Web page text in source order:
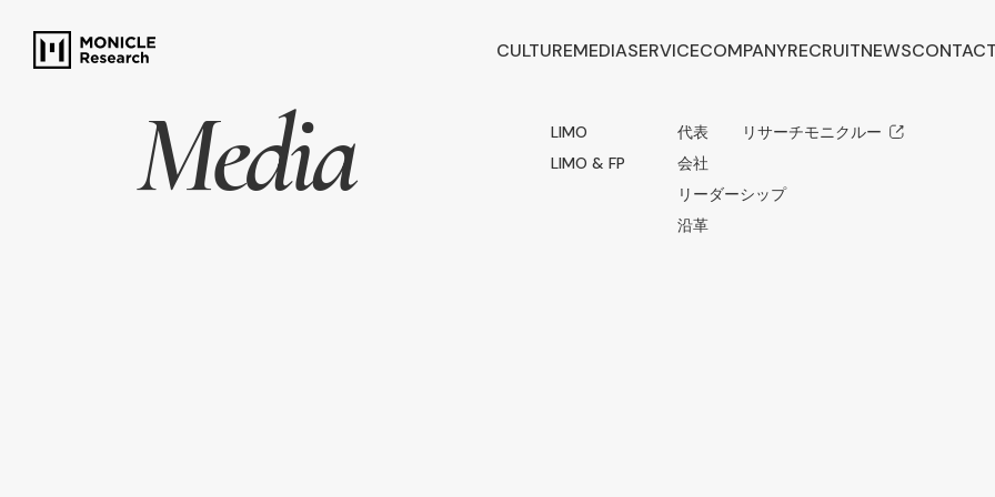
CULTUREMEDIA
LIMO
LIMO & FP
SERVICECOMPANY
代表メッセージ
会社概要
リーダーシップ
沿革
RECRUIT
リサーチモニクルー
NEWS
Media